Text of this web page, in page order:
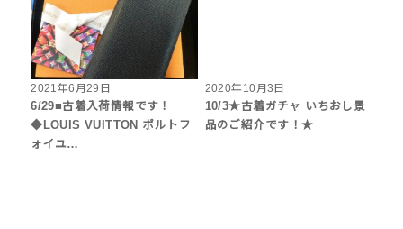
2021年6月29日
6/29■古着入荷情報です！
◆LOUIS VUITTON ポルトフ
ォイユ…
2020年10月3日
10/3★古着ガチャ いちおし景
品のご紹介です！★